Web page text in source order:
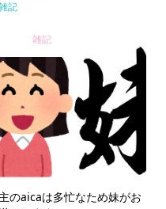
記
雑記
主のaicaは多忙なため妹がお